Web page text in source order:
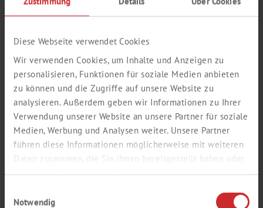
Diese Webseite verwendet Cookies
Wir verwenden Cookies, um Inhalte und Anzeigen zu
personalisieren, Funktionen für soziale Medien anbieten
zu können und die Zugriffe auf unsere Website zu
analysieren. Außerdem geben wir Informationen zu Ihrer
Verwendung unserer Website an unsere Partner für soziale
Medien, Werbung und Analysen weiter. Unsere Partner
führen diese Informationen möglicherweise mit weiteren
Daten zusammen, die Sie ihnen bereitgestellt haben oder
die sie im Rahmen Ihrer Nutzung der Dienste gesammelt
Notwendig
KÜRBISKERN­MEHL TEIL­
ENTÖLT